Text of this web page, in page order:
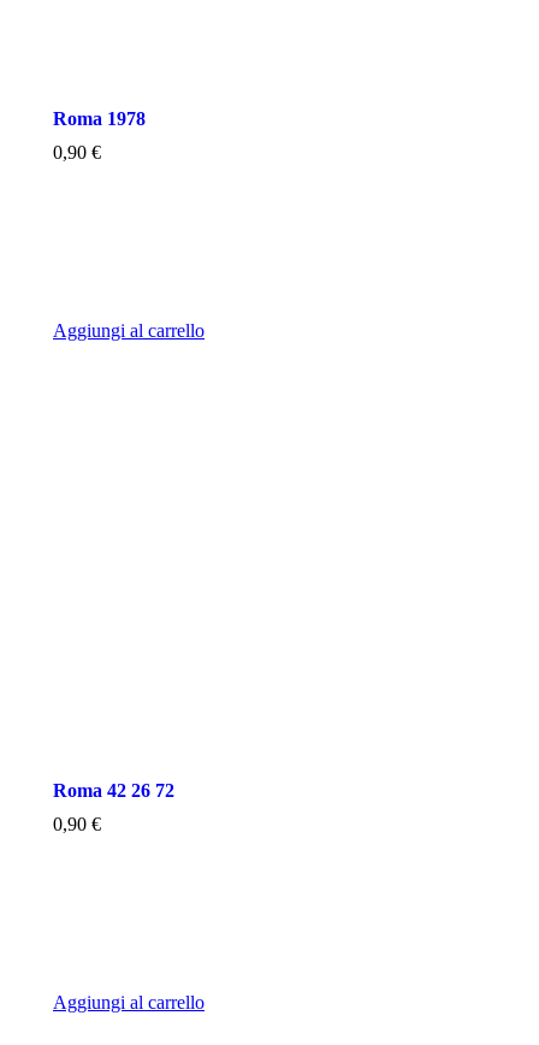
Roma 1978
0,90 €
Aggiungi al carrello
Roma 42 26 72
0,90 €
Aggiungi al carrello